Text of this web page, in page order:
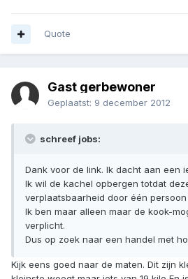
Quote
Gast gerbewoner
Geplaatst: 9 december 2012
schreef jobs:
Dank voor de link. Ik dacht aan een
Ik wil de kachel opbergen totdat
verplaatsbaarheid door één
Ik ben maar alleen maar de kook-
verplicht.
Dus op zoek naar een handel met
Kijk eens goed naar de maten. Dit zijn